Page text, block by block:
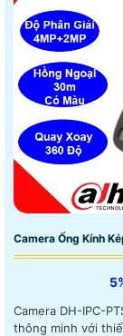
Camera Ống Kính
Camera DH-IPC-
thông minh với